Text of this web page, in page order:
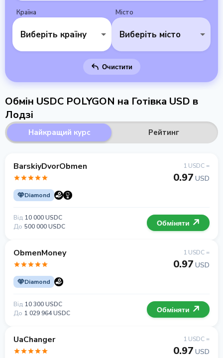
Країна
Виберіть країну
Місто
Виберіть місто
Очистити
Обмін USDC POLYGON на Готівка USD в
Лодзі
Найкращий курс Рейтинг
BarskiyDvorObmen
Diamond
1 USDC =
0.97 USD
Від 10 000 USDC
До 500 000 USDC Обміняти
ObmenMoney
Diamond
1 USDC =
0.97 USD
Від 10 300 USDC
До 1 029 964 USDC Обміняти
UaChanger 1 USDC =
0.97 USD